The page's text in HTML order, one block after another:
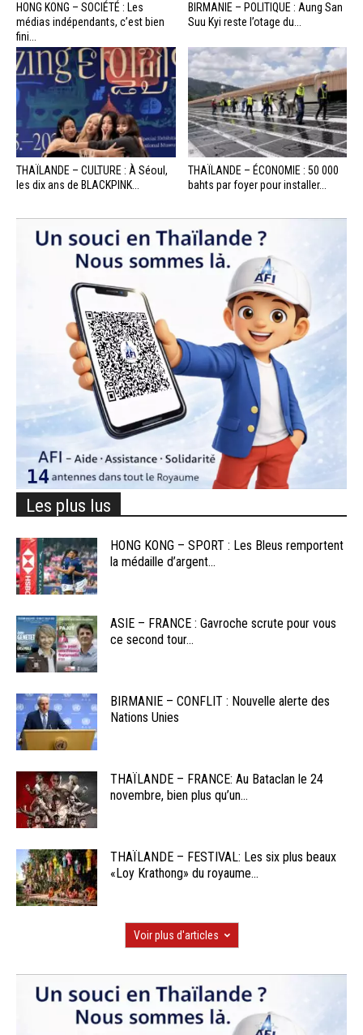
HONG KONG – SOCIÉTÉ : Les
médias indépendants, c’est bien
fini...
BIRMANIE – POLITIQUE : Aung San
Suu Kyi reste l’otage du...
THAÏLANDE – CULTURE : À Séoul,
les dix ans de BLACKPINK...
THAÏLANDE – ÉCONOMIE : 50 000
bahts par foyer pour installer...
Les plus lus
HONG KONG – SPORT : Les Bleus remportent
la médaille d’argent...
ASIE – FRANCE : Gavroche scrute pour vous
ce second tour...
BIRMANIE – CONFLIT : Nouvelle alerte des
Nations Unies
THAÏLANDE – FRANCE: Au Bataclan le 24
novembre, bien plus qu’un...
THAÏLANDE – FESTIVAL: Les six plus beaux
«Loy Krathong» du royaume...
Voir plus d'articles